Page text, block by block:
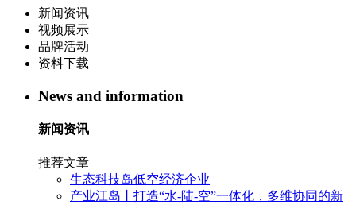
新闻资讯
视频展示
品牌活动
资料下载
News and information
新闻资讯
推荐文章
生态科技岛低空经济企业
产业江岛丨打造“水-陆-空”一体化，多维协同的新